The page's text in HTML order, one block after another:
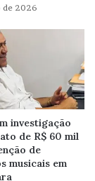
de 2026
investigação
de R$ 60 mil
de
musicais em